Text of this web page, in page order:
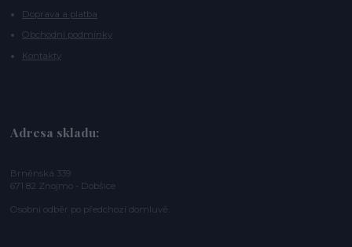
Doprava a platba
Obchodní podmínky
Kontakty
Adresa skladu:
Brněnská 339
671 82 Znojmo - Dobšice
Osobní odběr po předchozí domluvě.